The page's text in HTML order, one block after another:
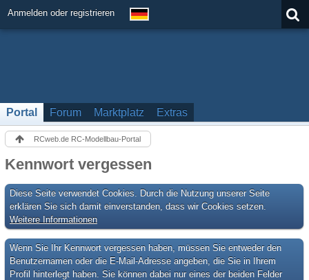
Anmelden oder registrieren
Portal Forum Marktplatz Extras
RCweb.de RC-Modellbau-Portal
Kennwort vergessen
Diese Seite verwendet Cookies. Durch die Nutzung unserer Seite
erklären Sie sich damit einverstanden, dass wir Cookies setzen.
Weitere Informationen
Wenn Sie Ihr Kennwort vergessen haben, müssen Sie entweder den
Benutzernamen oder die E-Mail-Adresse angeben, die Sie in Ihrem
Profil hinterlegt haben. Sie können dabei nur eines der beiden Felder